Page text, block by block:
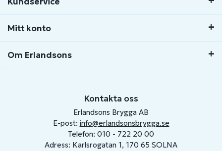
Mitt konto
Om Erlandsons
Kontakta oss
Erlandsons Brygga AB
E-post: info@erlandsonsbrygga.se
Telefon: 010 - 722 20 00
Adress: Karlsrogatan 1, 170 65 SOLNA